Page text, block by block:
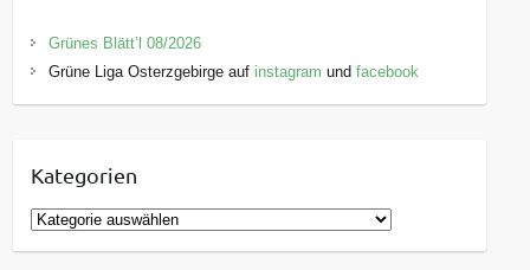
Grünes Blätt’l 08/2026
Grüne Liga Osterzgebirge auf instagram undfacebook
Kategorien
K
a